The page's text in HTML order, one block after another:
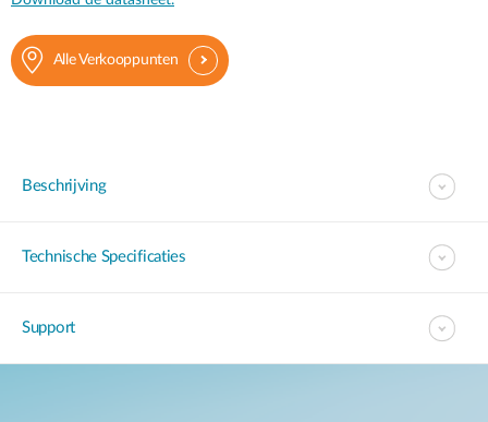
Alle Verkooppunten
Beschrijving
Technische Specificaties
Support